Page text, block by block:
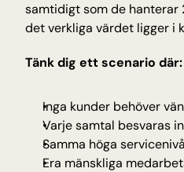
samtidigt som de
det verkliga värdet ligger i
Tänk dig ett scenario där:
Inga kunder behöver
Varje samtal besvaras
Samma höga
Era mänskliga